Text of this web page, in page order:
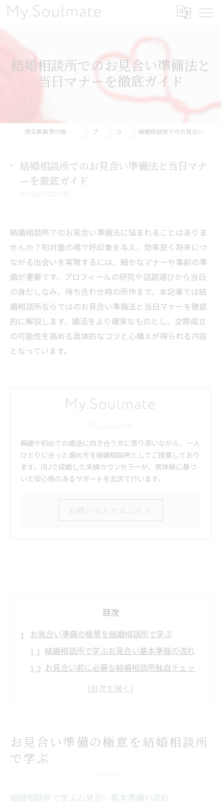
結婚相談所でのお見合い準備法と
当日マナーを徹底ガイド
埼玉県蕨市の結婚相談所ならMy.Soulmate ブログ コラム 結婚相談所でのお見合い準備法と当日マナーを徹底ガイド
結婚相談所でのお見合い準備法と当日マナ
ーを徹底ガイド
2026/05/15
結婚相談所でのお見合い準備法に悩まれることはありま
せんか？初対面の場で好印象を与え、効率良く将来につ
ながる出会いを実現するには、細かなマナーや事前の準
備が重要です。プロフィールの研究や話題選びから当日
の身だしなみ、待ち合わせ時の所作まで、本記事では結
婚相談所ならではのお見合い準備法と当日マナーを徹底
的に解説します。婚活をより確実なものとし、交際成立
の可能性を高める具体的なコツと心構えが得られる内容
となっています。
My.Soulmate
再婚や初めての婚活に向き合う方に寄り添いながら、一人
ひとりに合った進め方を結婚相談所としてご提案しており
ます。IBJで成婚した夫婦カウンセラーが、実体験に基づ
いた安心感のあるサポートを北区で行います。
お問い合わせはこちら
目次
お見合い準備の極意を結婚相談所で学ぶ
結婚相談所で学ぶお見合い基本準備の流れ
お見合い前に必要な結婚相談所独自チェッ
結婚相談所で好印象を与える身だしなみの
コツ
結婚相談所で押さえたいお見合い当日のマ
お見合い準備の極意を結婚相談所
で学ぶ
結婚相談所で学ぶお見合い基本準備の流れ